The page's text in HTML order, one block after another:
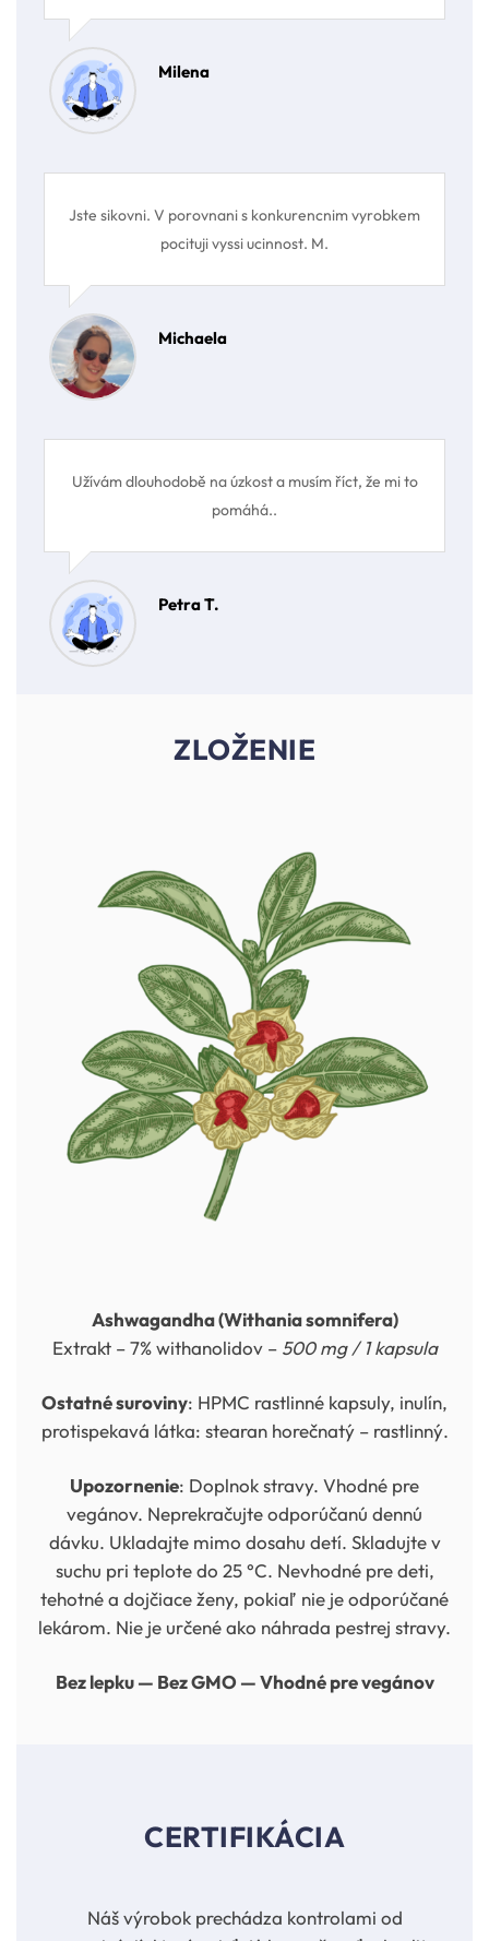
Milena
Jste sikovni. V porovnani s konkurencnim vyrobkem
pocituji vyssi ucinnost. M.
Michaela
Užívám dlouhodobě na úzkost a musím říct, že mi to
pomáhá..
Petra T.
ZLOŽENIE
Ashwagandha (Withania somnifera)
Extrakt – 7% withanolidov – 500 mg / 1 kapsula
Ostatné suroviny: HPMC rastlinné kapsuly, inulín,
protispekavá látka: stearan horečnatý – rastlinný.
Upozornenie: Doplnok stravy. Vhodné pre
vegánov. Neprekračujte odporúčanú dennú
dávku. Ukladajte mimo dosahu detí. Skladujte v
suchu pri teplote do 25 °C. Nevhodné pre deti,
tehotné a dojčiace ženy, pokiaľ nie je odporúčané
lekárom. Nie je určené ako náhrada pestrej stravy.
Bez lepku — Bez GMO — Vhodné pre vegánov
CERTIFIKÁCIA
Náš výrobok prechádza kontrolami od